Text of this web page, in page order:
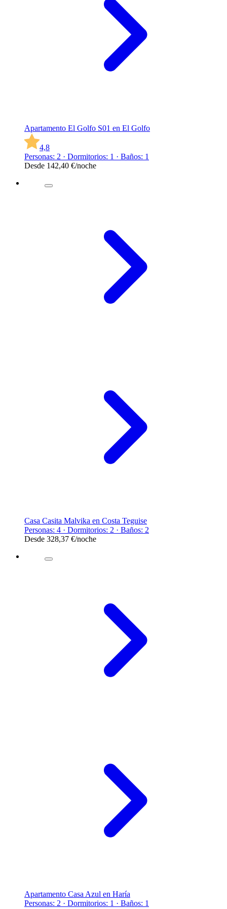
Apartamento El Golfo S01 en El Golfo
4,8
Personas: 2 · Dormitorios: 1 · Baños: 1
Desde 142,40 €/noche
Casa Casita Malvika en Costa Teguise
Personas: 4 · Dormitorios: 2 · Baños: 2
Desde 328,37 €/noche
Apartamento Casa Azul en Haría
Personas: 2 · Dormitorios: 1 · Baños: 1